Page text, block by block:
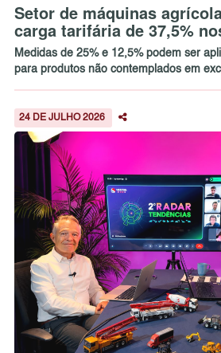
Setor de máquinas
carga tarifária de 37,5%
Medidas de 25% e 12,5% podem ser
para produtos não contemplados em
24 DE JULHO 2026